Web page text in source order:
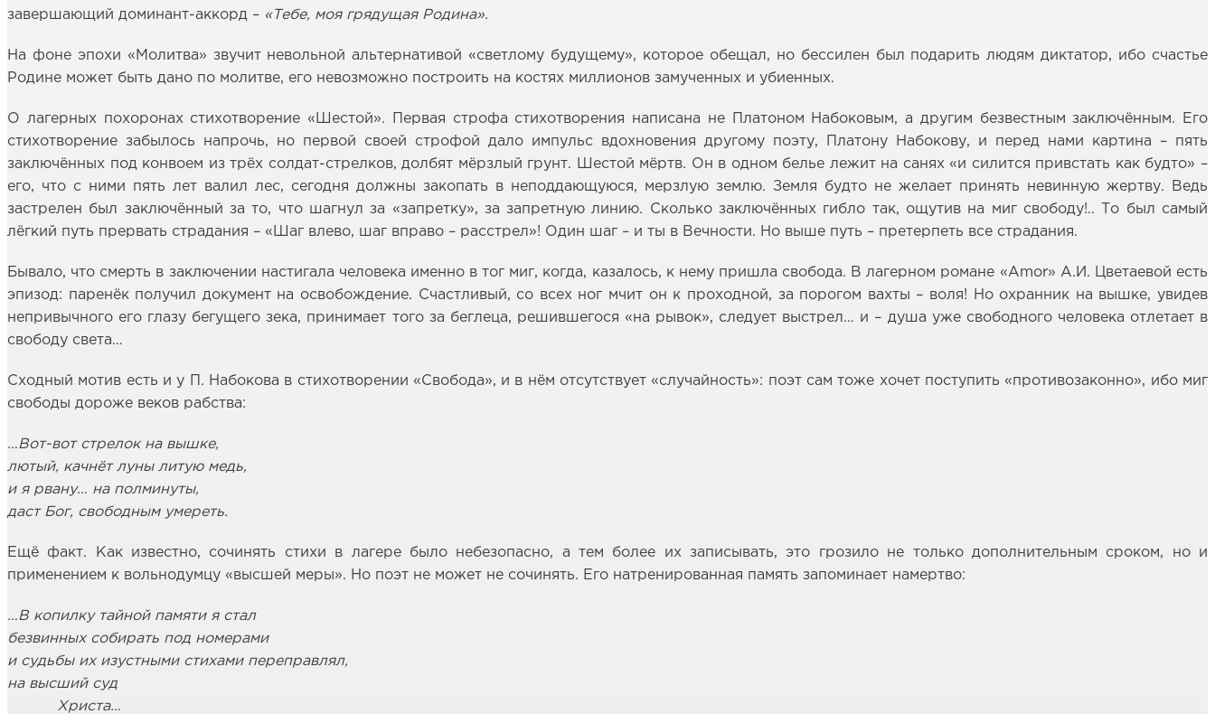
завершающий доминант-аккорд – «Тебе, моя грядущая Родина».
На фоне эпохи «Молитва» звучит невольной альтернативой «светлому будущему», которое обещал, но бессилен был подарить людям диктатор, ибо счастье
Родине может быть дано по молитве, его невозможно построить на костях миллионов замученных и убиенных.
О лагерных похоронах стихотворение «Шестой». Первая строфа стихотворения написана не Платоном Набоковым, а другим безвестным заключённым. Его
стихотворение забылось напрочь, но первой своей строфой дало импульс вдохновения другому поэту, Платону Набокову, и перед нами картина – пять
заключённых под конвоем из трёх солдат-стрелков, долбят мёрзлый грунт. Шестой мёртв. Он в одном белье лежит на санях «и силится привстать как будто» –
его, что с ними пять лет валил лес, сегодня должны закопать в неподдающуюся, мерзлую землю. Земля будто не желает принять невинную жертву. Ведь
застрелен был заключённый за то, что шагнул за «запретку», за запретную линию. Сколько заключённых гибло так, ощутив на миг свободу!.. То был самый
лёгкий путь прервать страдания – «Шаг влево, шаг вправо – расстрел»! Один шаг – и ты в Вечности. Но выше путь – претерпеть все страдания.
Бывало, что смерть в заключении настигала человека именно в тог миг, когда, казалось, к нему пришла свобода. В лагерном романе «Amor» А.И. Цветаевой есть
эпизод: паренёк получил документ на освобождение. Счастливый, со всех ног мчит он к проходной, за порогом вахты – воля! Но охранник на вышке, увидев
непривычного его глазу бегущего зека, принимает того за беглеца, решившегося «на рывок», следует выстрел… и – душа уже свободного человека отлетает в
свободу света…
Сходный мотив есть и у П. Набокова в стихотворении «Свобода», и в нём отсутствует «случайность»: поэт сам тоже хочет поступить «противозаконно», ибо миг
свободы дороже веков рабства:
…Вот-вот стрелок на вышке,
лютый, качнёт луны литую медь,
и я рвану… на полминуты,
даст Бог, свободным умереть.
Ещё факт. Как известно, сочинять стихи в лагере было небезопасно, а тем более их записывать, это грозило не только дополнительным сроком, но и
применением к вольнодумцу «высшей меры». Но поэт не может не сочинять. Его натренированная память запоминает намертво:
…В копилку тайной памяти я стал
безвинных собирать под номерами
и судьбы их изустными стихами переправлял,
на высший суд
Христа…